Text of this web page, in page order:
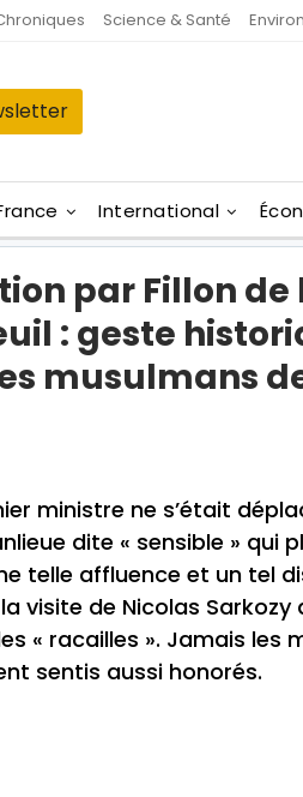
Science & Santé
International
par Fillon de
: geste
musulmans
ministre ne s’était
dite « sensible » qui
telle affluence et un tel
visite de Nicolas Sarkozy
« racailles ». Jamais les
sentis aussi honorés.